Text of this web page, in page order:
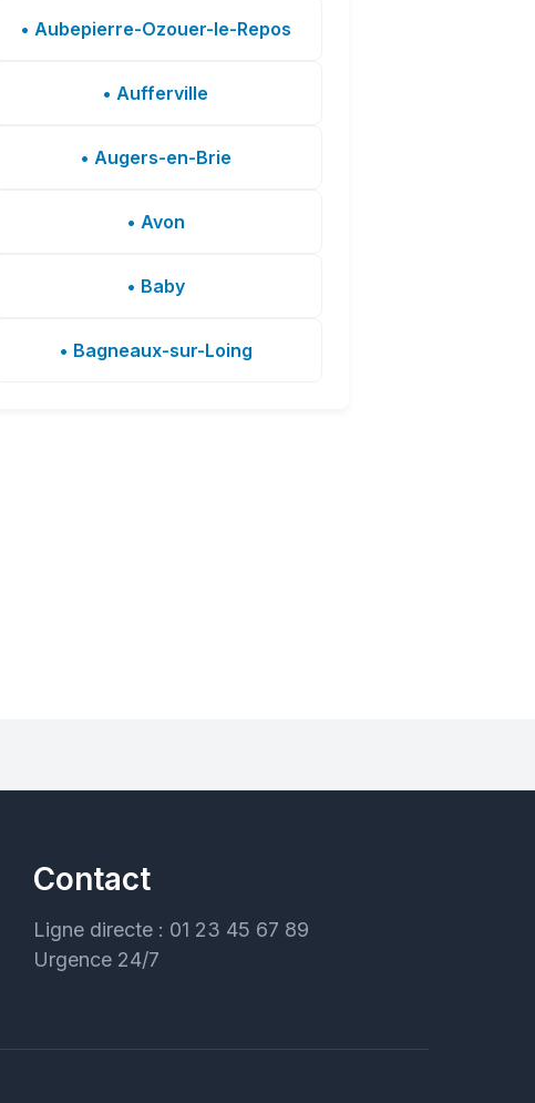
• Aubepierre-Ozouer-le-Repos
• Aufferville
• Augers-en-Brie
• Avon
• Baby
• Bagneaux-sur-Loing
Contact
Ligne directe : 01 23 45 67 89
Urgence 24/7